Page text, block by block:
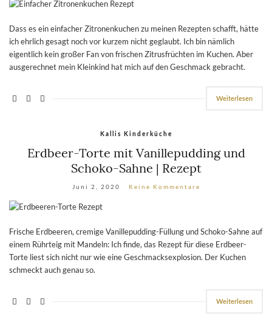
Dass es ein einfacher Zitronenkuchen zu meinen Rezepten schafft, hätte
ich ehrlich gesagt noch vor kurzem nicht geglaubt. Ich bin nämlich
eigentlich kein großer Fan von frischen Zitrusfrüchten im Kuchen. Aber
ausgerechnet mein Kleinkind hat mich auf den Geschmack gebracht.
Weiterlesen
Kallis Kinderküche
Erdbeer-Torte mit Vanillepudding und
Schoko-Sahne | Rezept
Juni 2, 2020 Keine Kommentare
Frische Erdbeeren, cremige Vanillepudding-Füllung und Schoko-Sahne auf
einem Rührteig mit Mandeln: Ich finde, das Rezept für diese Erdbeer-
Torte liest sich nicht nur wie eine Geschmacksexplosion. Der Kuchen
schmeckt auch genau so.
Weiterlesen